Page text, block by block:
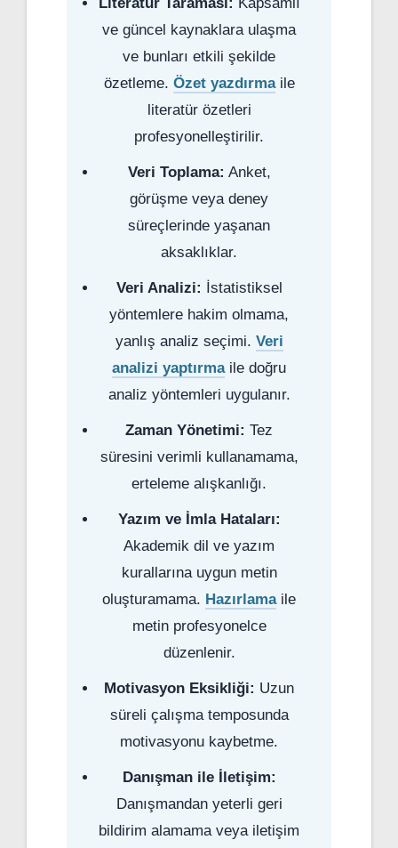
Literatür Taraması: Kapsamlı
ve güncel kaynaklara ulaşma
ve bunları etkili şekilde
özetleme. Özet yazdırmaile
literatür özetleri
profesyonelleştirilir.
Veri Toplama: Anket,
görüşme veya deney
süreçlerinde yaşanan
aksaklıklar.
Veri Analizi: İstatistiksel
yöntemlere hakim olmama,
yanlış analiz seçimi. Veri
analizi yaptırmaile doğru
analiz yöntemleri uygulanır.
Zaman Yönetimi: Tez
süresini verimli kullanamama,
erteleme alışkanlığı.
Yazım ve İmla Hataları:
Akademik dil ve yazım
kurallarına uygun metin
oluşturamama. Hazırlamaile
metin profesyonelce
düzenlenir.
Motivasyon Eksikliği: Uzun
süreli çalışma temposunda
motivasyonu kaybetme.
Danışman ile İletişim:
Danışmandan yeterli geri
bildirim alamama veya iletişim